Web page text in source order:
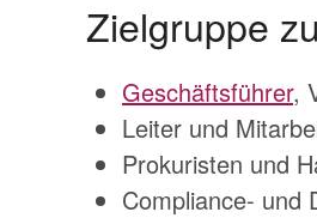
Zielgruppe
Geschäftsführer,
Leiter und
Prokuristen und
Compliance- und